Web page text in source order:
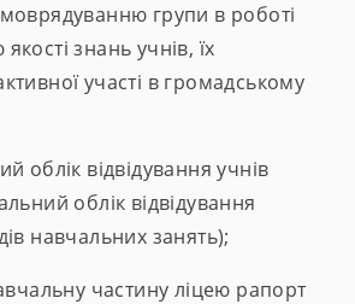
групи в роботі
знань учнів, їх
участі в громадському
облік відвідування учнів
облік відвідування
навчальних занять);
частину ліцею рапорт